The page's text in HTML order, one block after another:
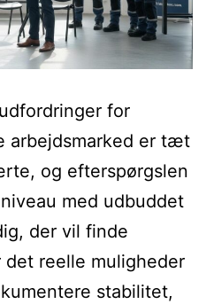
for
arbejdsmarked er tæt
og efterspørgslen
med udbuddet
der vil finde
reelle muligheder
stabilitet,